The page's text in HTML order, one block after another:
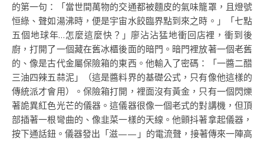
的第一句：「當世間萬物的交通都被麵皮的氣味籠罩，且燈號
恒綠、聲如湯沸時，便是宇宙水餃臨界點到來之時。」「七點
五個地球年…怎麼這麼快？」廖沾沾猛地衝回店裡，衝到後
廚，打開了一個藏在舊冰櫃後面的暗門。暗門裡放著一個老舊
的、像是古代金屬保險箱的東西。他輸入了密碼：「一醬二醋
三油四辣五蒜泥」（這是醬料界的基礎公式，只有像他這樣的
傳統派才會用）。保險箱打開，裡面沒有黃金，只有一個閃爍
著詭異紅色光芒的儀器。這儀器很像一個老式的對講機，但頂
部插著一根彎曲的、像韭菜一樣的天線。他顫抖著拿起儀器，
按下通話鈕。儀器發出「滋——」的電流聲，接著傳來一陣高